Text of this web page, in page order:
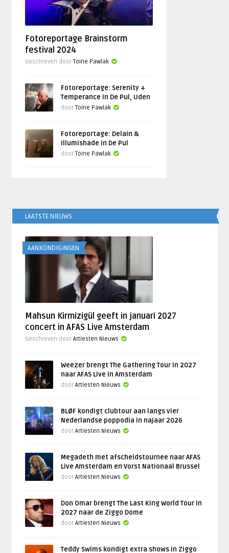
Fotoreportage Brainstorm
festival 2024
Geschreven doorToine Pawlak
Fotoreportage: Serenity +
Temperance in De Pul, Uden
doorToine Pawlak
Fotoreportage: Delain &
Illumishade in De Pul
doorToine Pawlak
LAATSTE NIEUWS
AANKONDIGINGEN
Mahsun Kirmizigül geeft in januari 2027
concert in AFAS Live Amsterdam
Geschreven doorArtiesten Nieuws
Weezer brengt The Gathering Tour in 2027
naar AFAS Live in Amsterdam
doorArtiesten Nieuws
BLØF kondigt clubtour aan langs vier
Nederlandse poppodia in najaar 2026
doorArtiesten Nieuws
Megadeth met afscheidstournee naar AFAS
Live Amsterdam en Vorst Nationaal Brussel
doorArtiesten Nieuws
Don Omar brengt The Last King World Tour in
2027 naar de Ziggo Dome
doorArtiesten Nieuws
Teddy Swims kondigt extra shows in Ziggo